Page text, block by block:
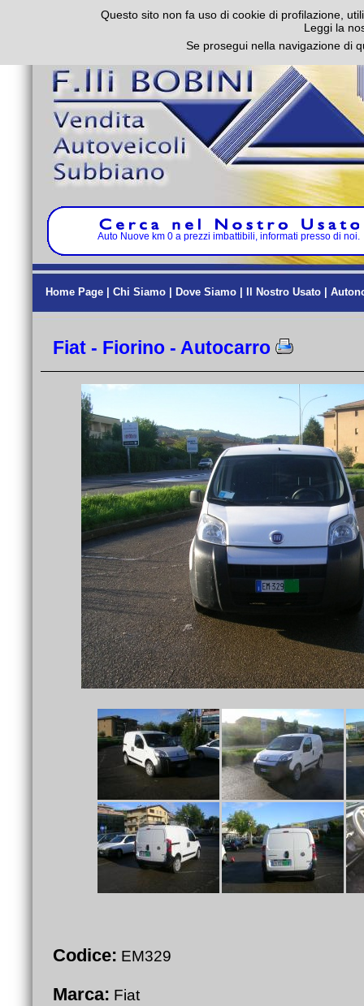
Questo sito non fa uso di cookie di profilazione,
Leggi la
Se prosegui nella navigazione
Auto Nuove km 0 a prezzi imbattibili, informati presso di noi.
Home Page Chi Siamo Dove Siamo Il Nostro Usato
Fiat - Fiorino - Autocarro
Codice: EM329
Marca: Fiat